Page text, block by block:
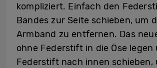
kompliziert. Einfach den
Bandes zur Seite schieben, um
Armband zu entfernen. Das
ohne Federstift in die Öse legen
Federstift nach innen schieben,